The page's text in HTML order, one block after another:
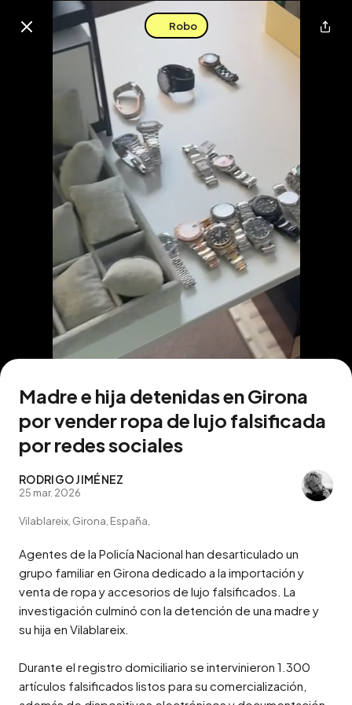
Descarga la app
Buscar en esta zona
Robo
Madre e hija detenidas en Girona
por vender ropa de lujo falsificada
por redes sociales
RODRIGO JIMÉNEZ
25 mar. 2026
Vilablareix, Girona, España,
Agentes de la Policía Nacional han desarticulado un
grupo familiar en Girona dedicado a la importación y
venta de ropa y accesorios de lujo falsificados. La
investigación culminó con la detención de una madre y
su hija en Vilablareix.
Durante el registro domiciliario se intervinieron 1.300
artículos falsificados listos para su comercialización,